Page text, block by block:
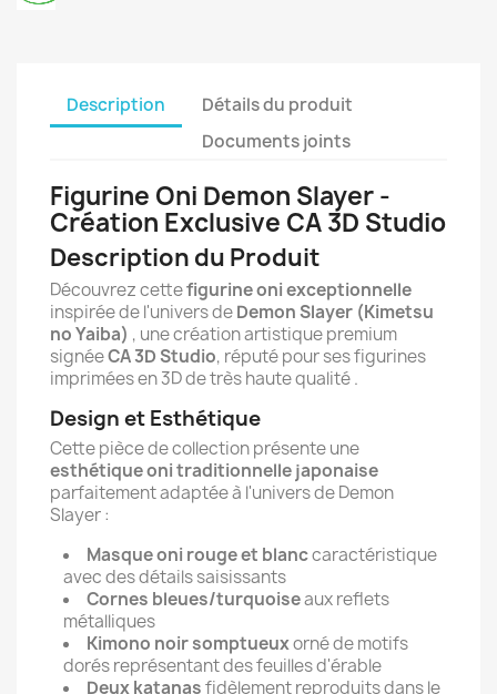
Description
Détails du produit
Documents joints
Figurine Oni Demon Slayer -
Création Exclusive CA 3D Studio
Description du Produit
Découvrez cettefigurine oni exceptionnelle
inspirée de l'univers deDemon Slayer (Kimetsu
no Yaiba) , une création artistique premium
signéeCA 3D Studio, réputé pour ses figurines
imprimées en 3D de très haute qualité .
Design et Esthétique
Cette pièce de collection présente une
esthétique oni traditionnelle japonaise
parfaitement adaptée à l'univers de Demon
Slayer :
Masque oni rouge et blanccaractéristique
avec des détails saisissants
Cornes bleues/turquoiseaux reflets
métalliques
Kimono noir somptueuxorné de motifs
dorés représentant des feuilles d'érable
Deux katanasfidèlement reproduits dans le